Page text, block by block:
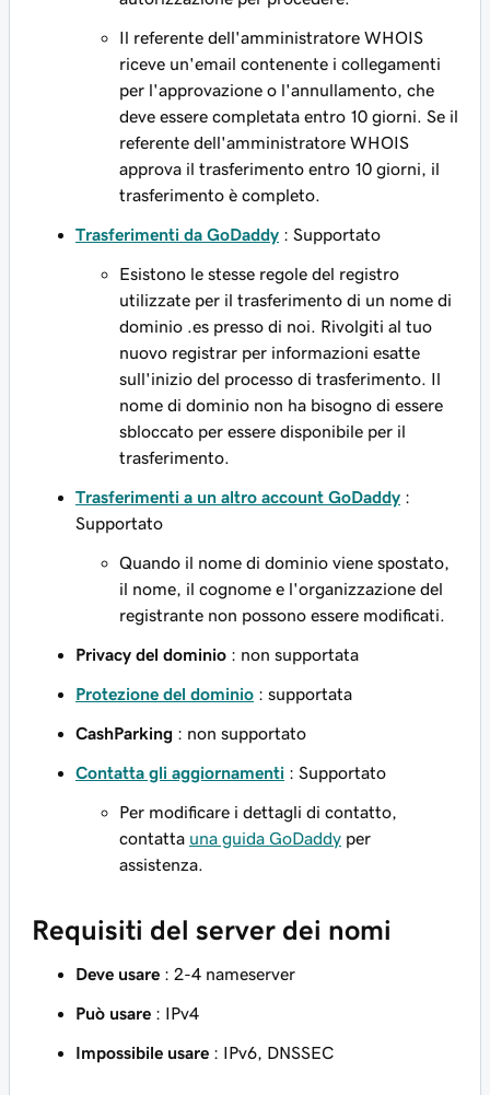
Il referente dell'amministratore WHOIS
riceve un'email contenente i collegamenti
per l'approvazione o l'annullamento, che
deve essere completata entro 10 giorni. Se il
referente dell'amministratore WHOIS
approva il trasferimento entro 10 giorni, il
trasferimento è completo.
Trasferimenti da GoDaddy : Supportato
Esistono le stesse regole del registro
utilizzate per il trasferimento di un nome di
dominio .es presso di noi. Rivolgiti al tuo
nuovo registrar per informazioni esatte
sull'inizio del processo di trasferimento. Il
nome di dominio non ha bisogno di essere
sbloccato per essere disponibile per il
trasferimento.
Trasferimenti a un altro account GoDaddy :
Supportato
Quando il nome di dominio viene spostato,
il nome, il cognome e l'organizzazione del
registrante non possono essere modificati.
Privacy del dominio : non supportata
Protezione del dominio : supportata
CashParking : non supportato
Contatta gli aggiornamenti : Supportato
Per modificare i dettagli di contatto,
contatta una guida GoDaddy per
assistenza.
Requisiti del server dei nomi
Deve usare : 2-4 nameserver
Può usare : IPv4
Impossibile usare : IPv6, DNSSEC